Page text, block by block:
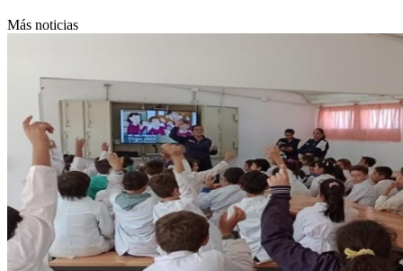
Más noticias